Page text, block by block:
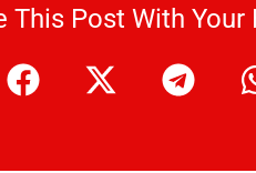
This Post With Your